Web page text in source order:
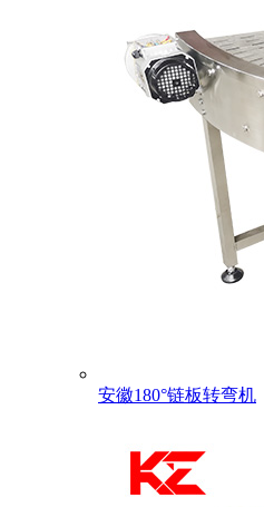
安徽180°链板转弯机